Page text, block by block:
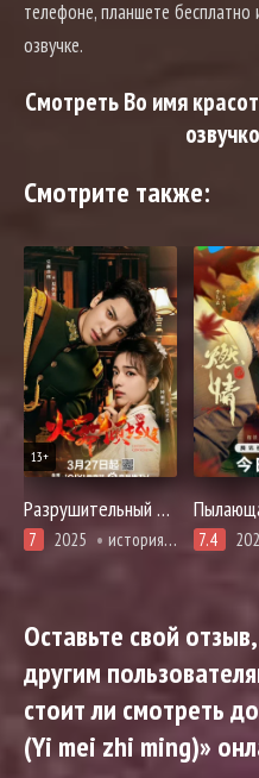
телефоне, планшете бесплатно
озвучке.
Смотреть Во имя
Смотрите также:
13+
Разрушительный танец огня
7 2025 история, романтика 7.4
Оставьте свой
другим
стоит ли смотреть
(Yi mei zhi ming)»